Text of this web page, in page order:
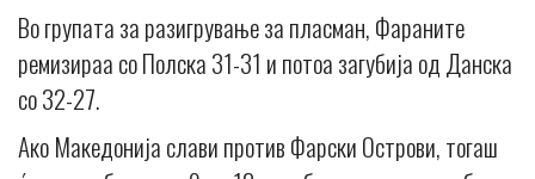
Во групата за разигрување за пласман, Фараните
ремизираа со Полска 31-31 и потоа загубија од Данска
со 32-27.
Ако Македонија слави против Фарски Острови, тогаш